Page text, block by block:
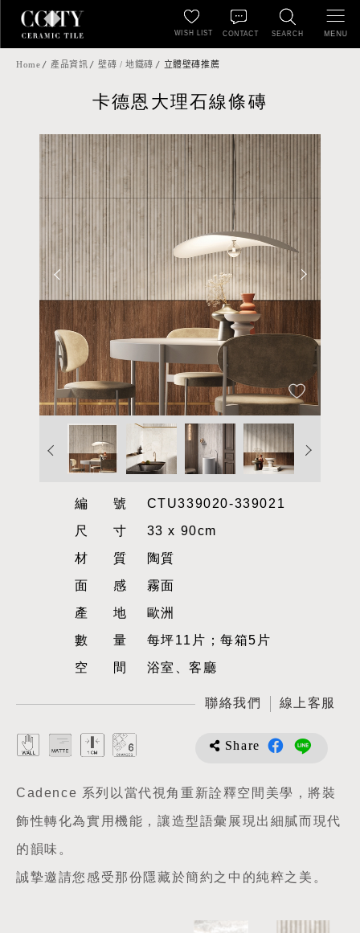
SEARCH
WISH LIST CONTACT MENU
Home 產品資訊 壁磚 / 地鐵磚 立體壁磚推薦
卡德恩大理石線條磚
編號CTU339020-339021
尺寸33 x 90cm
材質陶質
面感霧面
產地歐洲
數量每坪11片；每箱5片
空間浴室、客廳
聯絡我們 線上客服
Share
Cadence 系列以當代視角重新詮釋空間美學，將裝
飾性轉化為實用機能，讓造型語彙展現出細膩而現代
的韻味。
誠摯邀請您感受那份隱藏於簡約之中的純粹之美。